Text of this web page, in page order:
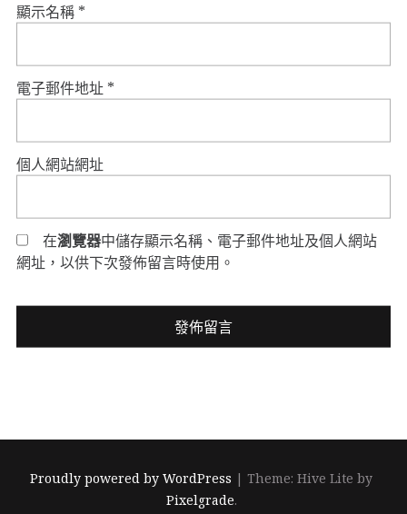
顯示名稱 *
電子郵件地址 *
個人網站網址
在瀏覽器中儲存顯示名稱、電子郵件地址及個人網站
網址，以供下次發佈留言時使用。
Proudly powered by WordPress |Theme: Hive Lite by
Pixelgrade.